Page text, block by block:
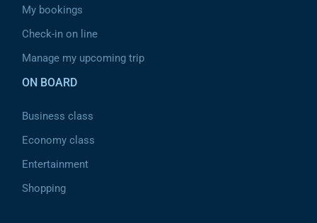
My bookings
Check-in on line
Manage my upcoming trip
ON BOARD
Business class
Economy class
Entertainment
Shopping